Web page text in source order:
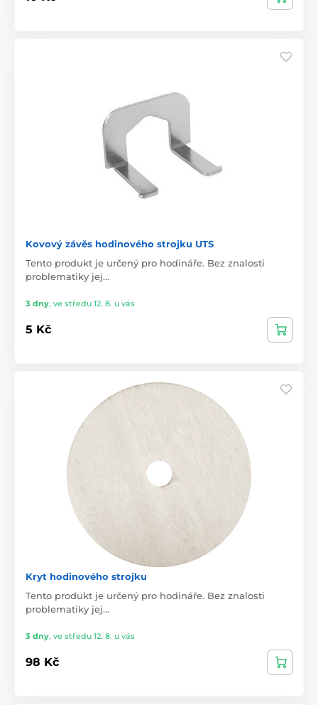
Kovový závěs hodinového strojku UTS
Tento produkt je určený pro hodináře. Bez znalosti
problematiky jej…
3 dny, ve středu 12. 8. u vás
5 Kč
Kryt hodinového strojku
Tento produkt je určený pro hodináře. Bez znalosti
problematiky jej…
3 dny, ve středu 12. 8. u vás
98 Kč